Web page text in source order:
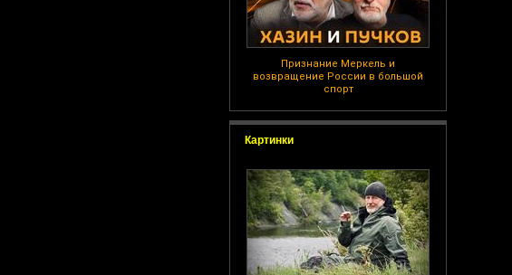
Признание Меркель и
возвращение России в большой
спорт
Картинки